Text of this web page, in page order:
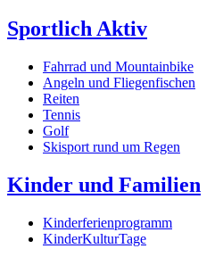
Sportlich Aktiv
Fahrrad und Mountainbike
Angeln und Fliegenfischen
Reiten
Tennis
Golf
Skisport rund um Regen
Kinder und Familien
Kinderferienprogramm
KinderKulturTage